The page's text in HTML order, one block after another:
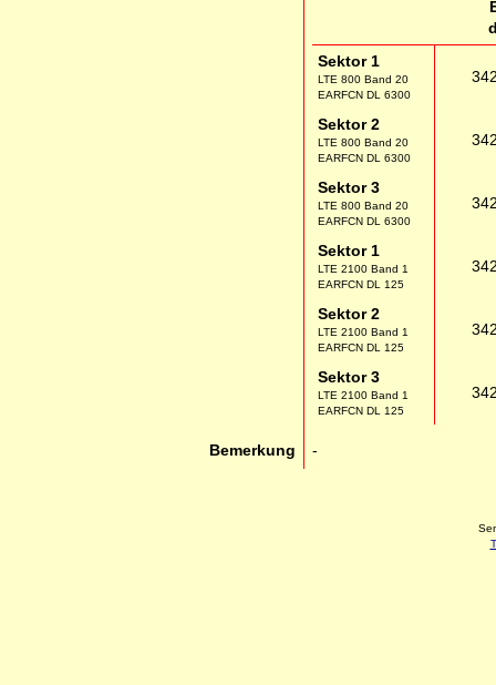
Sektor 1
LTE 800 Band 20
EARFCN DL 6300
Sektor 2
LTE 800 Band 20
EARFCN DL 6300
Sektor 3
LTE 800 Band 20
EARFCN DL 6300
Sektor 1
LTE 2100 Band 1
EARFCN DL 125
Sektor 2
LTE 2100 Band 1
EARFCN DL 125
Sektor 3
LTE 2100 Band 1
EARFCN DL 125
Bemerkung -